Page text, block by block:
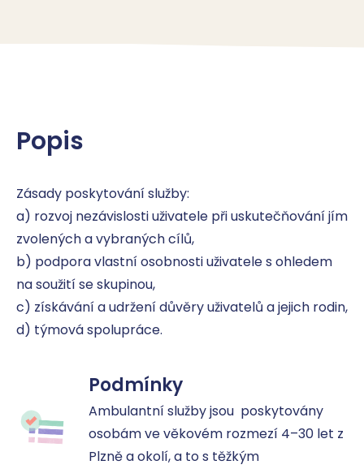
Popis
Zásady poskytování služby:
a) rozvoj nezávislosti uživatele při uskutečňování jím
zvolených a vybraných cílů,
b) podpora vlastní osobnosti uživatele s ohledem
na soužití se skupinou,
c) získávání a udržení důvěry uživatelů a jejich rodin,
d) týmová spolupráce.
Podmínky
Ambulantní služby jsou  poskytovány
osobám ve věkovém rozmezí 4–30 let z
Plzně a okolí, a to s těžkým